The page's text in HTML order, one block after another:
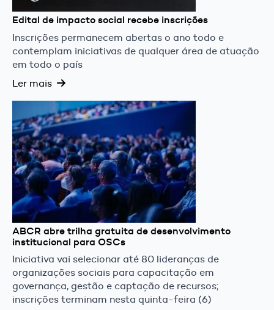
Edital de impacto social recebe inscrições
Inscrições permanecem abertas o ano todo e
contemplam iniciativas de qualquer área de atuação
em todo o país
Ler mais
ABCR abre trilha gratuita de desenvolvimento
institucional para OSCs
Iniciativa vai selecionar até 80 lideranças de
organizações sociais para capacitação em
governança, gestão e captação de recursos;
inscrições terminam nesta quinta-feira (6)